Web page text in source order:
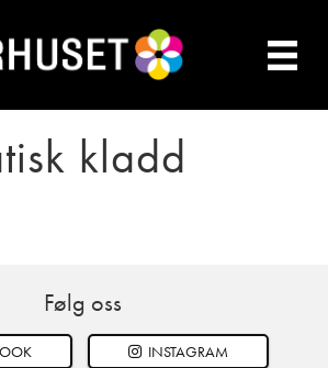
kladd
Følg oss
INSTAGRAM